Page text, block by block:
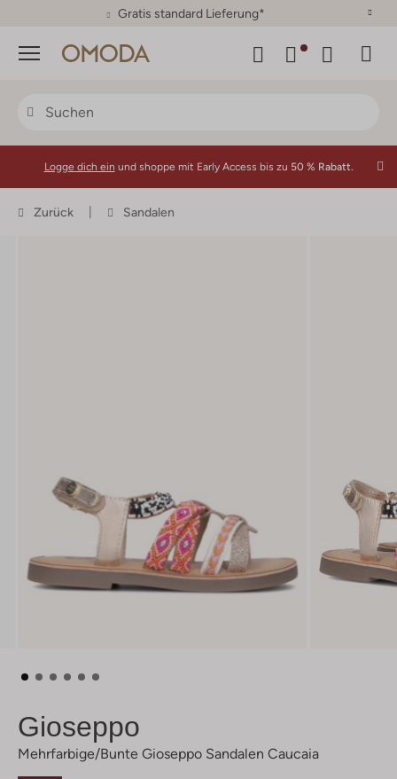
30 Tage Rückgaberecht
Menü
Logge dich ein und shoppe mit Early Access bis zu 50 % Rabatt.
Zurück Sandalen
Gioseppo
Mehrfarbige/bunte Gioseppo Sandalen Caucaia